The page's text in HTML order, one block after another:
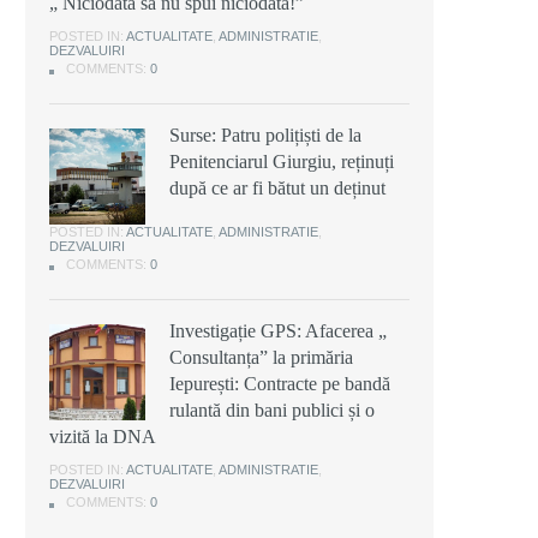
POSTED IN: ACTUALITATE ADMINISTRATIE
DEZVALUIRI
COMMENTS: 0
Surse: Patru polițiști de la
Penitenciarul Giurgiu, reținuți
după ce ar fi bătut un deținut
POSTED IN: ACTUALITATE ADMINISTRATIE
DEZVALUIRI
COMMENTS: 0
Investigație GPS: Afacerea „
Consultanța” la primăria
Iepurești: Contracte pe bandă
rulantă din bani publici și o
vizită la DNA
POSTED IN: ACTUALITATE ADMINISTRATIE
DEZVALUIRI
COMMENTS: 0